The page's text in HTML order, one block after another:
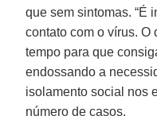
que sem sintomas. “É
contato com o vírus. O
tempo para que
endossando a
isolamento social nos
número de casos.